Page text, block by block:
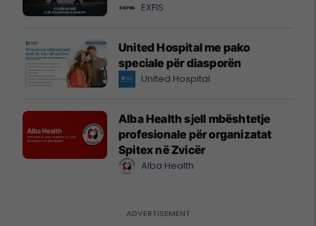
EXFIS
United Hospital me pako
speciale për diasporën
United Hospital
Alba Health sjell mbështetje
profesionale për organizatat
Spitex në Zvicër
Alba Health